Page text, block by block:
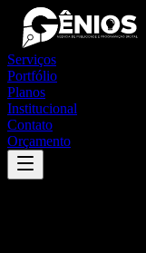
Serviços
Portfólio
Planos
Institucional
Contato
Orçamento